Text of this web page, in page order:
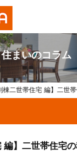
住まいのコラム
棟二世帯住宅 編】二世帯住宅の
編】二世帯住宅